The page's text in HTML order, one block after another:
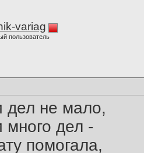
variag
пользователь
не мало,
дел -
помогала,